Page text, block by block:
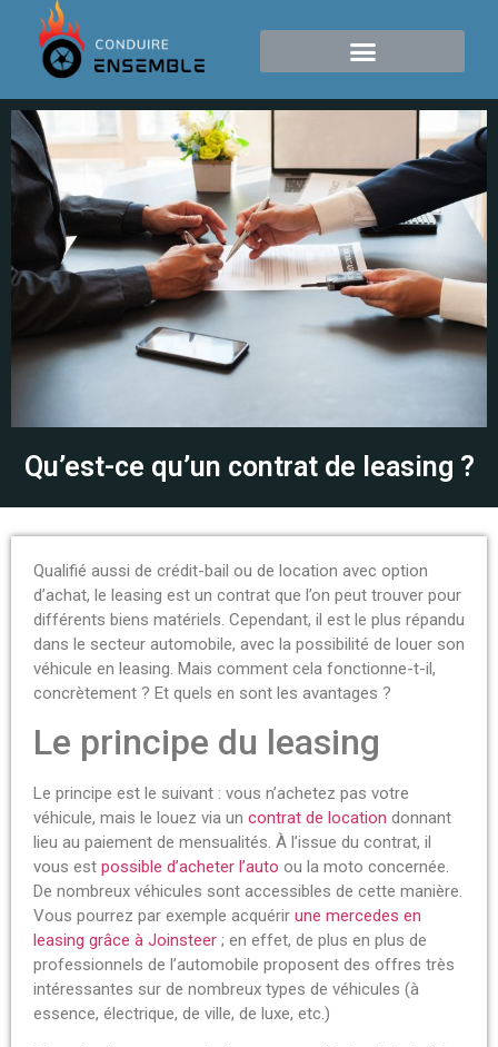
Qu’est-ce qu’un contrat de leasing ?
Qualifié aussi de crédit-bail ou de location avec option
d’achat, le leasing est un contrat que l’on peut trouver pour
différents biens matériels. Cependant, il est le plus répandu
dans le secteur automobile, avec la possibilité de louer son
véhicule en leasing. Mais comment cela fonctionne-t-il,
concrètement ? Et quels en sont les avantages ?
Le principe du leasing
Le principe est le suivant : vous n’achetez pas votre
véhicule, mais le louez via un contrat de location donnant
lieu au paiement de mensualités. À l’issue du contrat, il
vous est possible d’acheter l’auto ou la moto concernée.
De nombreux véhicules sont accessibles de cette manière.
Vous pourrez par exemple acquérir une mercedes en
leasing grâce à Joinsteer ; en effet, de plus en plus de
professionnels de l’automobile proposent des offres très
intéressantes sur de nombreux types de véhicules (à
essence, électrique, de ville, de luxe, etc.)